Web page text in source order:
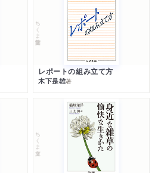
ちくま学芸文庫
レポートの組み立て方
木下是雄著
ちくま文庫